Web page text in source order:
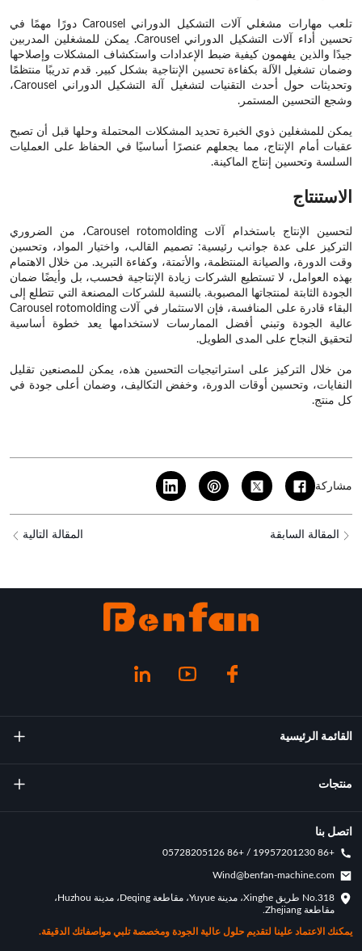
تلعب مهارات مشغلي آلات التشكيل الدوراني Carousel دورًا مهمًا في
تحسين أداء آلات التشكيل الدوراني Carousel. يمكن للمشغلين المدربين
جيدًا والذين يفهمون كيفية ضبط الإعدادات واستكشاف المشكلات وإصلاحها
وضمان تشغيل الآلة بكفاءة تحسين الإنتاجية بشكل كبير. قدم تدريبًا منتظمًا
وتحديثات حول أحدث التقنيات لتشغيل آلة التشكيل الدوراني Carousel،
وشجع التحسين المستمر.
يمكن للمشغلين ذوي الخبرة تحديد المشكلات المحتملة وحلها قبل أن تصبح
عقبات أمام الإنتاج، مما يجعلهم عنصرًا أساسيًا في الحفاظ على العمليات
السلسة وتحسين إنتاج الماكينة.
الاستنتاج
لتحسين الإنتاج باستخدام آلات Carousel rotomolding، من الضروري
التركيز على عدة جوانب رئيسية: تصميم القالب، واختيار المواد، وتحسين
وقت الدورة، والصيانة المنتظمة، والأتمتة، وكفاءة التبريد. من خلال الاهتمام
بهذه العوامل، لا تستطيع الشركات زيادة الإنتاجية فحسب، بل وأيضًا ضمان
الجودة الثابتة لمنتجاتها المصبوبة. بالنسبة للشركات المصنعة التي تتطلع إلى
البقاء قادرة على المنافسة، فإن الاستثمار في آلات Carousel rotomolding
عالية الجودة وتبني أفضل الممارسات لاستخدامها يعد خطوة أساسية
لتحقيق النجاح على المدى الطويل.
من خلال التركيز على استراتيجيات التحسين هذه، يمكن للمصنعين تقليل
النفايات، وتحسين أوقات الدورة، وخفض التكاليف، وضمان أعلى جودة في
كل منتج.
مشاركة
المقالة السابقة المقالة التالية
القائمة الرئيسية
معلومات عنا
الإنجازات الرئيسية
حالة التخصيص
منتجات
آلة صب التناوب
بيكلبول مصبوب دوار
اتصل بنا
+86 19957201230 / +86 05728205126
Wind@benfan-machine.com
No.318 طريق Xinghe، مدينة Yuyue، مقاطعة Deqing، مدينة Huzhou،
مقاطعة Zhejiang.
يمكنك الاعتماد علينا لتقديم حلول عالية الجودة ومخصصة تلبي مواصفاتك الدقيقة.